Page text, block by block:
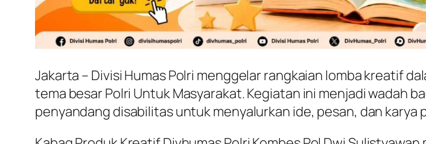
Jakarta – Divisi Humas Polri menggelar rangkaian lomba kreatif
tema besar Polri Untuk Masyarakat. Kegiatan ini menjadi wadah
penyandang disabilitas untuk menyalurkan ide, pesan, dan